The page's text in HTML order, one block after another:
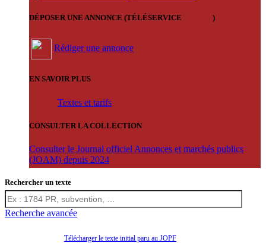
DÉPOSER UNE ANNONCE (TÉLÉSERVICE )
Rédiger une annonce
EN SAVOIR PLUS
Textes et tarifs
CONSULTER LA COLLECTION
Consulter le Journal officiel Annonces et marchés publics
(JOAM) depuis 2024
Rechercher un texte
Recherche avancée
Télécharger le texte initial paru au JOPF